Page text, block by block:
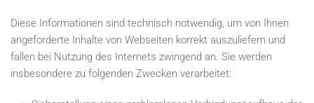
Diese Informationen sind technisch notwendig, um von Ihnen
angeforderte Inhalte von Webseiten korrekt auszuliefern und
fallen bei Nutzung des Internets zwingend an. Sie werden
insbesondere zu folgenden Zwecken verarbeitet: